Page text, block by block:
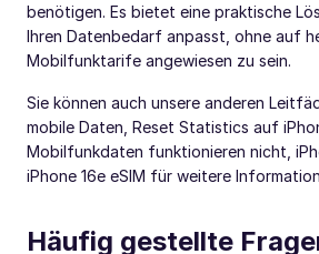
benötigen. Es bietet eine praktische
Ihren Datenbedarf anpasst, ohne auf
Mobilfunktarife angewiesen zu sein.
Sie können auch unsere anderen
mobile Daten, Reset Statistics auf
Mobilfunkdaten funktionieren nicht,
iPhone 16e eSIM für weitere
Häufig gestellte